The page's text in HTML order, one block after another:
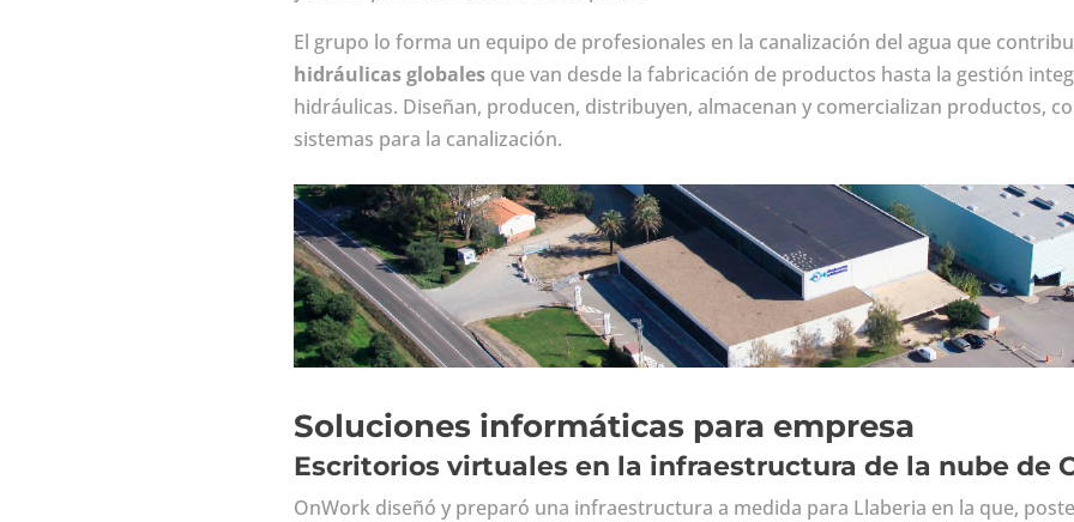
El grupo lo forma un equipo de profesionales en la canalización del agua que
hidráulicas globales que van desde la fabricación de productos hasta la gestión
hidráulicas. Diseñan, producen, distribuyen, almacenan y comercializan productos,
sistemas para la canalización.
Soluciones informáticas para empresa
Escritorios virtuales en la infraestructura de la nube de
OnWork diseñó y preparó una infraestructura a medida para Llaberia en la que,